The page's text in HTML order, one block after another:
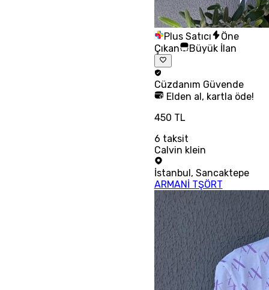
Plus Satıcı
Öne
Çıkan
Büyük İlan
Cüzdanım Güvende
Elden al, kartla öde!
450 TL
6 taksit
Calvin klein
İstanbul , Sancaktepe
ARMANİ TŞÖRT